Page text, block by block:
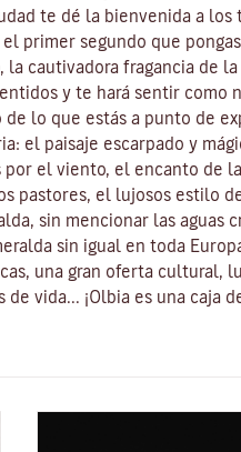
te dé la bienvenida a los
el primer segundo que
la cautivadora fragancia de la
y te hará sentir como
lo que estás a punto de
el paisaje escarpado y
por el viento , el encanto de
pastores, el lujosos estilo
, sin mencionar las aguas
sin igual en toda
una gran oferta cultural,
de vida... ¡Olbia es una caja